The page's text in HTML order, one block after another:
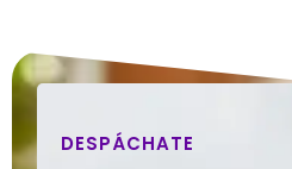
DESPÁCHATE